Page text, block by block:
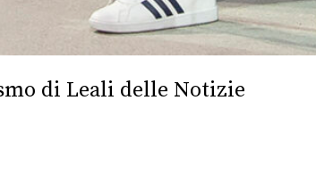
di Leali delle Notizie